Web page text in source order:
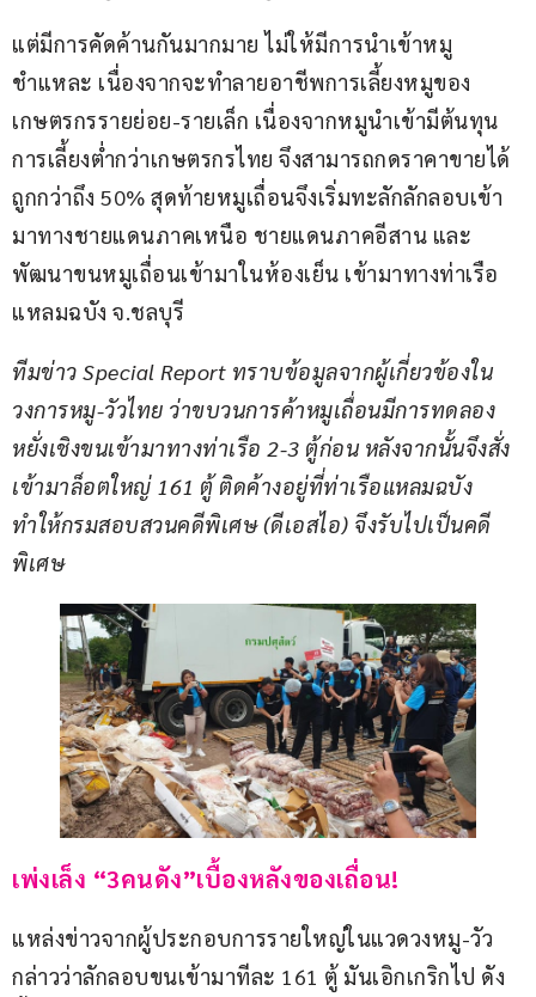
แต่มีการคัดค้านกันมากมาย ไม่ให้มีการนำเข้าหมู
ชำแหละ เนื่องจากจะทำลายอาชีพการเลี้ยงหมูของ
เกษตรกรรายย่อย-รายเล็ก เนื่องจากหมูนำเข้ามีต้นทุน
การเลี้ยงต่ำกว่าเกษตรกรไทย จึงสามารถกดราคาขายได้
ถูกกว่าถึง 50% สุดท้ายหมูเถื่อนจึงเริ่มทะลักลักลอบเข้า
มาทางชายแดนภาคเหนือ ชายแดนภาคอีสาน และ
พัฒนาขนหมูเถื่อนเข้ามาในห้องเย็น เข้ามาทางท่าเรือ
แหลมฉบัง จ.ชลบุรี
ทีมข่าว Special Report ทราบข้อมูลจากผู้เกี่ยวข้องใน
วงการหมู-วัวไทย ว่าขบวนการค้าหมูเถื่อนมีการทดลอง
หยั่งเชิงขนเข้ามาทางท่าเรือ 2-3 ตู้ก่อน หลังจากนั้นจึงสั่ง
เข้ามาล็อตใหญ่ 161 ตู้ ติดค้างอยู่ที่ท่าเรือแหลมฉบัง
ทำให้กรมสอบสวนคดีพิเศษ (ดีเอสไอ) จึงรับไปเป็นคดี
พิเศษ
เพ่งเล็ง “3คนดัง”เบื้องหลังของเถื่อน!
แหล่งข่าวจากผู้ประกอบการรายใหญ่ในแวดวงหมู-วัว
กล่าวว่าลักลอบขนเข้ามาทีละ 161 ตู้ มันเอิกเกริกไป ดัง